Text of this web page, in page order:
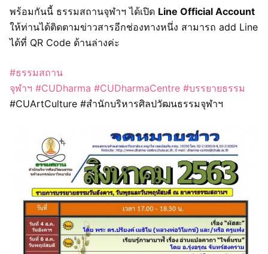
พร้อมกันนี้ ธรรมสถานจุฬาฯ ได้เปิด Line Official Account
ให้ท่านได้ติดตามข่าวสารอีกช่องทางหนึ่ง สามารถ add Line
ได้ที่ QR Code ด้านล่างค่ะ
#ธรรมสถาน
จุฬาฯ #CUDharma #CUDharmaCentre #บรรยายธรรม
#CUArtCulture #สำนักบริหารศิลปวัฒนธรรมจุฬาฯ